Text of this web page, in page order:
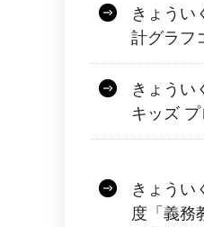
きょうい
計グラフ
きょうい
キッズ
きょうい
度「義務